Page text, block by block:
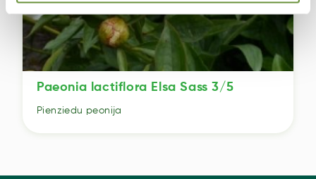
Paeonia lactiflora Elsa Sass 3/5
Pienziedu peonija